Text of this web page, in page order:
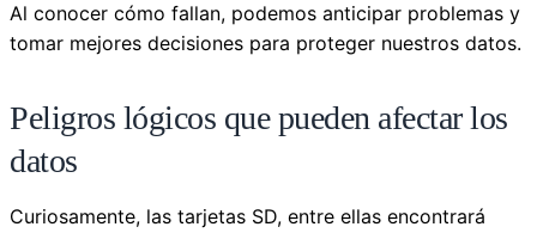
Al conocer cómo fallan, podemos anticipar problemas y
tomar mejores decisiones para proteger nuestros datos.
Peligros lógicos que pueden afectar los
datos
Curiosamente, las tarjetas SD, entre ellas encontrará